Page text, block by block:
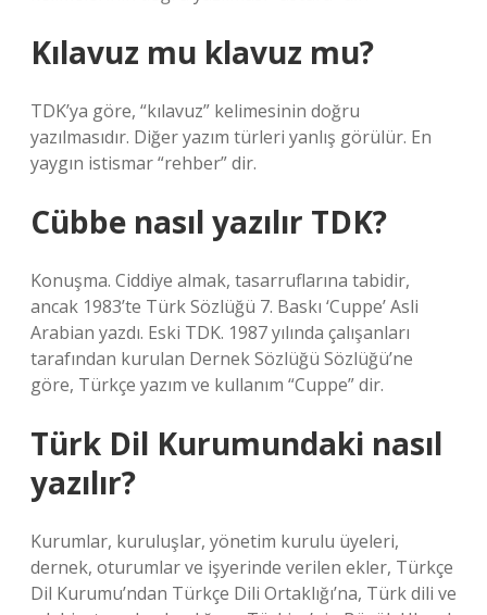
Kılavuz mu klavuz mu?
TDK’ya göre, “kılavuz” kelimesinin doğru
yazılmasıdır. Diğer yazım türleri yanlış görülür. En
yaygın istismar “rehber” dir.
Cübbe nasıl yazılır TDK?
Konuşma. Ciddiye almak, tasarruflarına tabidir,
ancak 1983’te Türk Sözlüğü 7. Baskı ‘Cuppe’ Asli
Arabian yazdı. Eski TDK. 1987 yılında çalışanları
tarafından kurulan Dernek Sözlüğü Sözlüğü’ne
göre, Türkçe yazım ve kullanım “Cuppe” dir.
Türk Dil Kurumundaki nasıl
yazılır?
Kurumlar, kuruluşlar, yönetim kurulu üyeleri,
dernek, oturumlar ve işyerinde verilen ekler, Türkçe
Dil Kurumu’ndan Türkçe Dili Ortaklığı’na, Türk dili ve